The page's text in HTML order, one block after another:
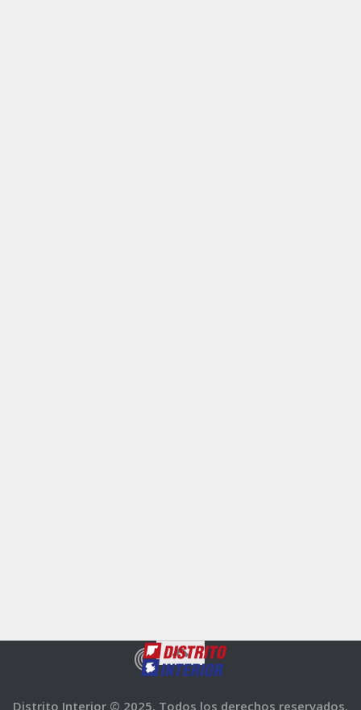
Distrito Interior © 2025. Todos los derechos reservados.